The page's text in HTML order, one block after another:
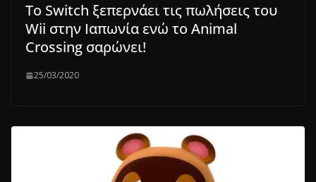
To Switch ξεπερνάει τις πωλήσεις του
Wii στην Ιαπωνία ενώ το Animal
Crossing σαρώνει!
25/03/2020